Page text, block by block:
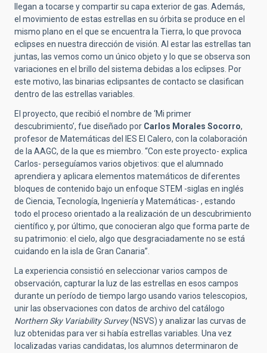
llegan a tocarse y compartir su capa exterior de gas. Además,
el movimiento de estas estrellas en su órbita se produce en el
mismo plano en el que se encuentra la Tierra, lo que provoca
eclipses en nuestra dirección de visión. Al estar las estrellas tan
juntas, las vemos como un único objeto y lo que se observa son
variaciones en el brillo del sistema debidas a los eclipses. Por
este motivo, las binarias eclipsantes de contacto se clasifican
dentro de las estrellas variables.
El proyecto, que recibió el nombre de ‘Mi primer
descubrimiento’, fue diseñado por Carlos Morales Socorro,
profesor de Matemáticas del IES El Calero, con la colaboración
de la AAGC, de la que es miembro. “Con este proyecto- explica
Carlos- perseguíamos varios objetivos: que el alumnado
aprendiera y aplicara elementos matemáticos de diferentes
bloques de contenido bajo un enfoque STEM -siglas en inglés
de Ciencia, Tecnología, Ingeniería y Matemáticas- , estando
todo el proceso orientado a la realización de un descubrimiento
científico y, por último, que conocieran algo que forma parte de
su patrimonio: el cielo, algo que desgraciadamente no se está
cuidando en la isla de Gran Canaria”.
La experiencia consistió en seleccionar varios campos de
observación, capturar la luz de las estrellas en esos campos
durante un período de tiempo largo usando varios telescopios,
unir las observaciones con datos de archivo del catálogo
Northern Sky Variability Survey(NSVS) y analizar las curvas de
luz obtenidas para ver si había estrellas variables. Una vez
localizadas varias candidatas, los alumnos determinaron de